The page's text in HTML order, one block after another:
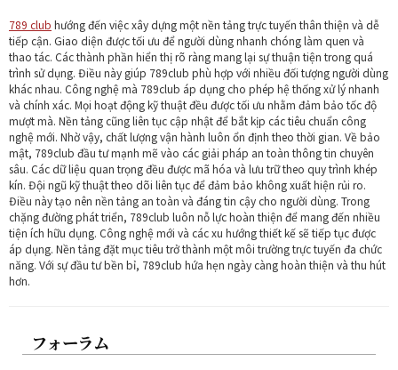
789 club hướng đến việc xây dựng một nền tảng trực tuyến thân thiện và dễ
tiếp cận. Giao diện được tối ưu để người dùng nhanh chóng làm quen và
thao tác. Các thành phần hiển thị rõ ràng mang lại sự thuận tiện trong quá
trình sử dụng. Điều này giúp 789club phù hợp với nhiều đối tượng người dùng
khác nhau. Công nghệ mà 789club áp dụng cho phép hệ thống xử lý nhanh
và chính xác. Mọi hoạt động kỹ thuật đều được tối ưu nhằm đảm bảo tốc độ
mượt mà. Nền tảng cũng liên tục cập nhật để bắt kịp các tiêu chuẩn công
nghệ mới. Nhờ vậy, chất lượng vận hành luôn ổn định theo thời gian. Về bảo
mật, 789club đầu tư mạnh mẽ vào các giải pháp an toàn thông tin chuyên
sâu. Các dữ liệu quan trọng đều được mã hóa và lưu trữ theo quy trình khép
kín. Đội ngũ kỹ thuật theo dõi liên tục để đảm bảo không xuất hiện rủi ro.
Điều này tạo nên nền tảng an toàn và đáng tin cậy cho người dùng. Trong
chặng đường phát triển, 789club luôn nỗ lực hoàn thiện để mang đến nhiều
tiện ích hữu dụng. Công nghệ mới và các xu hướng thiết kế sẽ tiếp tục được
áp dụng. Nền tảng đặt mục tiêu trở thành một môi trường trực tuyến đa chức
năng. Với sự đầu tư bền bỉ, 789club hứa hẹn ngày càng hoàn thiện và thu hút
hơn.
フォーラム